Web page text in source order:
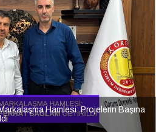
Hamlesi: Projelerin Başına